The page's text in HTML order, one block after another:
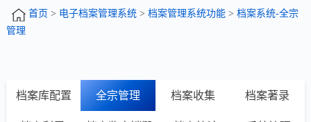
首页 > 电子档案管理系统> 档案管理系统功能> 档案系统-全宗
管理
档案库配置 全宗管理 档案收集 档案著录